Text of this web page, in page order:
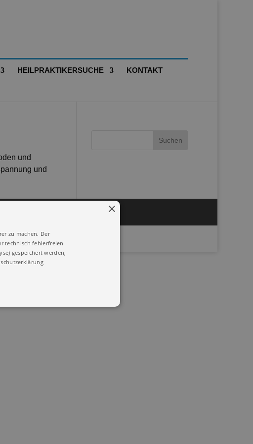
HEILPRAKTIKERSUCHE KONTAKT
und
und
zu machen. Der
technisch fehlerfreien
gespeichert werden,
×